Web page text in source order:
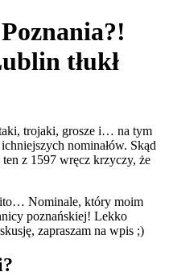
tłukł
trojaki, grosze i… na tym
nominałów. Skąd
ten z 1597 wręcz krzyczy, że
Nominale, który moim
poznańskiej! Lekko
zapraszam na wpis ;)